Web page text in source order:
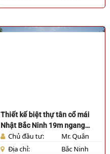
Thiết kế biệt thự tân cổ mái
Nhật Bắc Ninh 19m ngang
[HL311225]
Chủ đầu tư:
Mr. Quân
Địa chỉ:
Bắc Ninh